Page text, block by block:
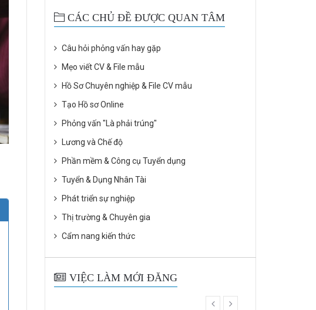
CÁC CHỦ ĐỀ ĐƯỢC QUAN TÂM
Câu hỏi phỏng vấn hay gặp
Mẹo viết CV & File mẫu
Hồ Sơ Chuyên nghiệp & File CV mẫu
Tạo Hồ sơ Online
Phỏng vấn "Là phải trúng"
Lương và Chế độ
Phần mềm & Công cụ Tuyển dụng
Tuyển & Dụng Nhân Tài
Phát triển sự nghiệp
Thị trường & Chuyên gia
Cẩm nang kiến thức
VIỆC LÀM MỚI ĐĂNG
prev